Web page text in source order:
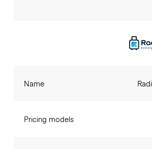
Name
Pricing models